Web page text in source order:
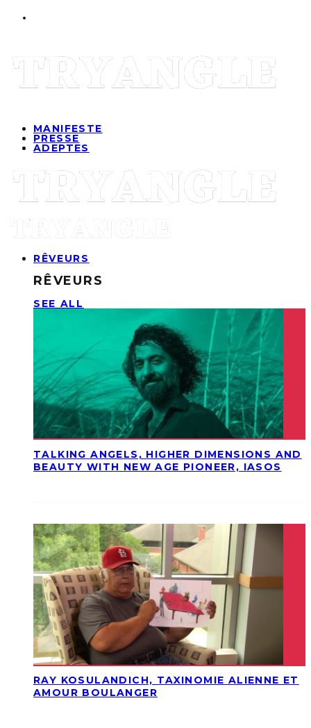
MANIFESTE
PRESSE
ADEPTES
RÊVEURS
RÊVEURS
SEE ALL
TALKING ANGELS, HIGHER DIMENSIONS AND
BEAUTY WITH NEW AGE PIONEER, IASOS
RAY KOSULANDICH, TAXINOMIE ALIENNE ET
AMOUR BOULANGER